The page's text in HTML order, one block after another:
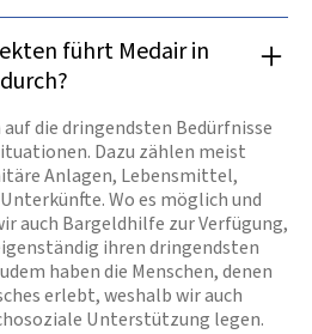
führt Medair in
die dringendsten Bedürfnisse
Dazu zählen meist
Anlagen, Lebensmittel,
Wo es möglich und
auch Bargeldhilfe zur Verfügung,
ihren dringendsten
haben die Menschen, denen
erlebt, weshalb wir auch
Unterstützung legen.